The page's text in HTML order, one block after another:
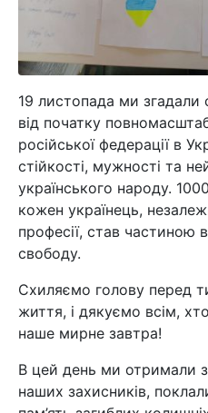
19 листопада ми згадали
від початку
російської федерації в
стійкості, мужності та
українського народу.
кожен українець,
професії, став частиною
свободу.
Схиляємо голову перед
життя, і дякуємо всім,
наше мирне завтра!
В цей день ми отримали
наших захисників,